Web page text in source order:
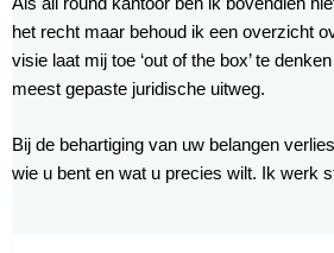
het recht maar behoud ik een overzicht
visie laat mij toe ‘out of the box’ te
meest gepaste juridische uitweg.
Bij de behartiging van uw belangen
wie u bent en wat u precies wilt. Ik werk